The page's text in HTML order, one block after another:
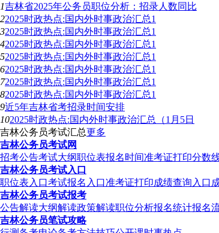
1吉林省2025年公务员职位分析：招录人数同比
22025时政热点:国内外时事政治汇总1
32025时政热点:国内外时事政治汇总1
42025时政热点:国内外时事政治汇总1
52025时政热点:国内外时事政治汇总1
62025时政热点:国内外时事政治汇总1
72025时政热点:国内外时事政治汇总1
82025时政热点:国内外时事政治汇总1
9近5年吉林省考招录时间安排
102025时政热点:国内外时事政治汇总（1月5日
吉林公务员考试汇总更多
吉林公务员考试网
招考公告考试大纲职位表报名时间准考证打印分数
吉林公务员考试入口
职位表入口考试报名入口准考证打印成绩查询入口
吉林公务员考试报考
公告解读大纲解读政策解读职位分析报名统计报名
吉林公务员笔试攻略